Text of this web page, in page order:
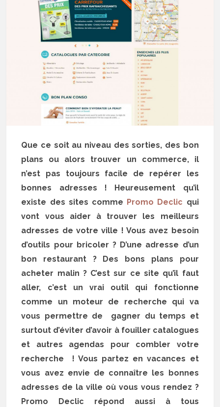
Que ce soit au niveau des sorties, des bon
plans ou alors trouver un commerce, il
n’est pas toujours facile de repérer les
bonnes adresses ! Heureusement qu’il
existe des sites comme Promo Declic qui
vont vous aider à trouver les meilleurs
adresses de votre ville ! Vous avez besoin
d’outils pour bricoler ? D’une adresse d’un
bon restaurant ? Des bons plans pour
acheter malin ? C’est sur ce site qu’il faut
aller, c’est un vrai outil qui fonctionne
comme un moteur de recherche qui va
vous permettre de gagner du temps et
surtout d’éviter d’avoir à fouiller catalogues
et autres agendas pour combler votre
recherche ! Vous partez en vacances et
vous avez envie de connaître les bonnes
adresses de la ville où vous vous rendez ?
Promo Declic répond aussi à tous